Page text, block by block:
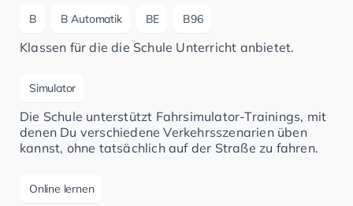
B B Automatik BE B96
Klassen für die die Schule Unterricht anbietet.
Simulator
Die Schule unterstützt Fahrsimulator-Trainings, mit
denen Du verschiedene Verkehrsszenarien üben
kannst, ohne tatsächlich auf der Straße zu fahren.
Online lernen